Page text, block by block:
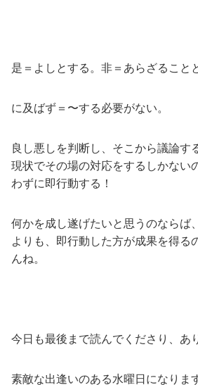
是＝よしとする。非＝あらざること
に及ばず＝〜する必要がない。
良し悪しを判断し、そこから議論す
現状でその場の対応をするしかない
わずに即行動する！
何かを成し遂げたいと思うのならば
よりも、即行動した方が成果を得る
んね。
今日も最後まで読んでくださり、あ
素敵な出逢いのある水曜日になりま